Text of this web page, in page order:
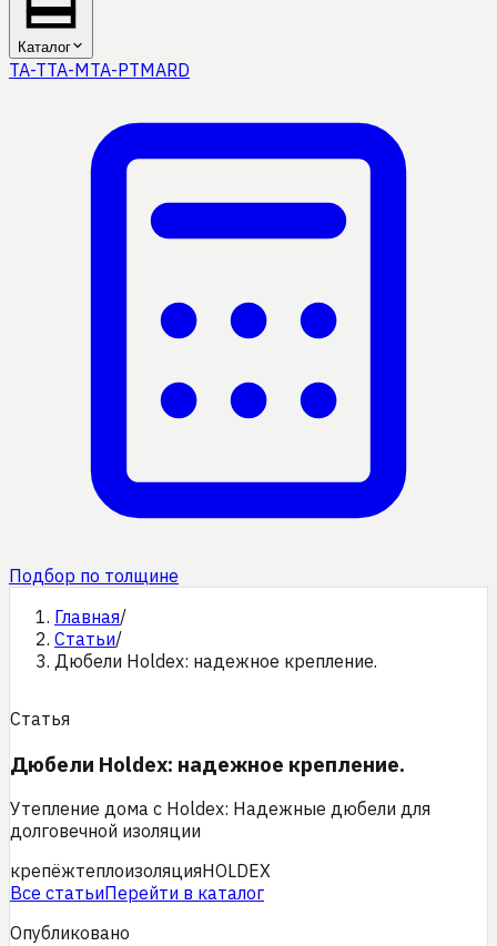
Каталог
TA-TTA-MTA-PTMARD
Подбор по толщине
Главная/
Статьи/
Дюбели Holdex: надежное крепление.
Статья
Дюбели Holdex: надежное крепление.
Утепление дома с Holdex: Надежные дюбели для
долговечной изоляции
крепёжтеплоизоляцияHOLDEX
Все статьиПерейти в каталог
Опубликовано